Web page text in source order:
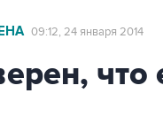
09:12, 24 января 2014
что